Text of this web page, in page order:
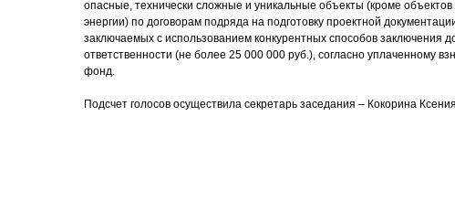
опасные, технически сложные и уникальные объекты (кроме
энергии) по договорам подряда на подготовку проектной
заключаемых с использованием конкурентных способов заключения
ответственности (не более 25 000 000 руб.), согласно уплаченному
фонд.
Подсчет голосов осуществила секретарь заседания – Кокорина